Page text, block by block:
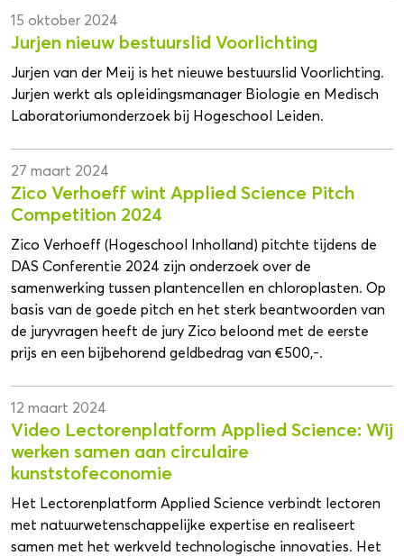
15 oktober 2024
Jurjen nieuw bestuurslid Voorlichting
Jurjen van der Meij is het nieuwe bestuurslid Voorlichting.
Jurjen werkt als opleidingsmanager Biologie en Medisch
Laboratoriumonderzoek bij Hogeschool Leiden.
27 maart 2024
Zico Verhoeff wint Applied Science Pitch
Competition 2024
Zico Verhoeff (Hogeschool Inholland) pitchte tijdens de
DAS Conferentie 2024 zijn onderzoek over de
samenwerking tussen plantencellen en chloroplasten. Op
basis van de goede pitch en het sterk beantwoorden van
de juryvragen heeft de jury Zico beloond met de eerste
prijs en een bijbehorend geldbedrag van €500,-.
12 maart 2024
Video Lectorenplatform Applied Science: Wij
werken samen aan circulaire
kunststofeconomie
Het Lectorenplatform Applied Science verbindt lectoren
met natuurwetenschappelijke expertise en realiseert
samen met het werkveld technologische innovaties. Het